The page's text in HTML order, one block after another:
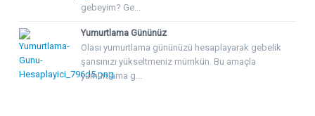
gebeyim? Ge...
Yumurtlama Gününüz
Olası yumurtlama gününüzü hesaplayarak gebelik
şansınızı yükseltmeniz mümkün. Bu amaçla
yumurtlama g...